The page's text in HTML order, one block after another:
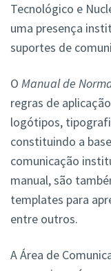
Tecnológico e
uma presença
suportes de
O Manual de
regras de
logótipos,
constituindo a
comunicação
manual, são
templates para
entre outros.
A Área de